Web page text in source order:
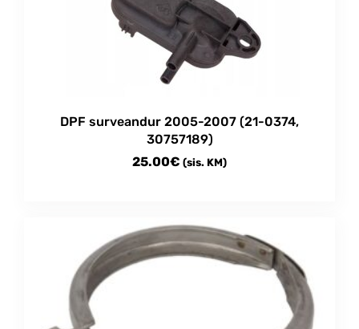
DPF surveandur 2005-2007 (21-0374,
30757189)
25.00€ (sis. KM)